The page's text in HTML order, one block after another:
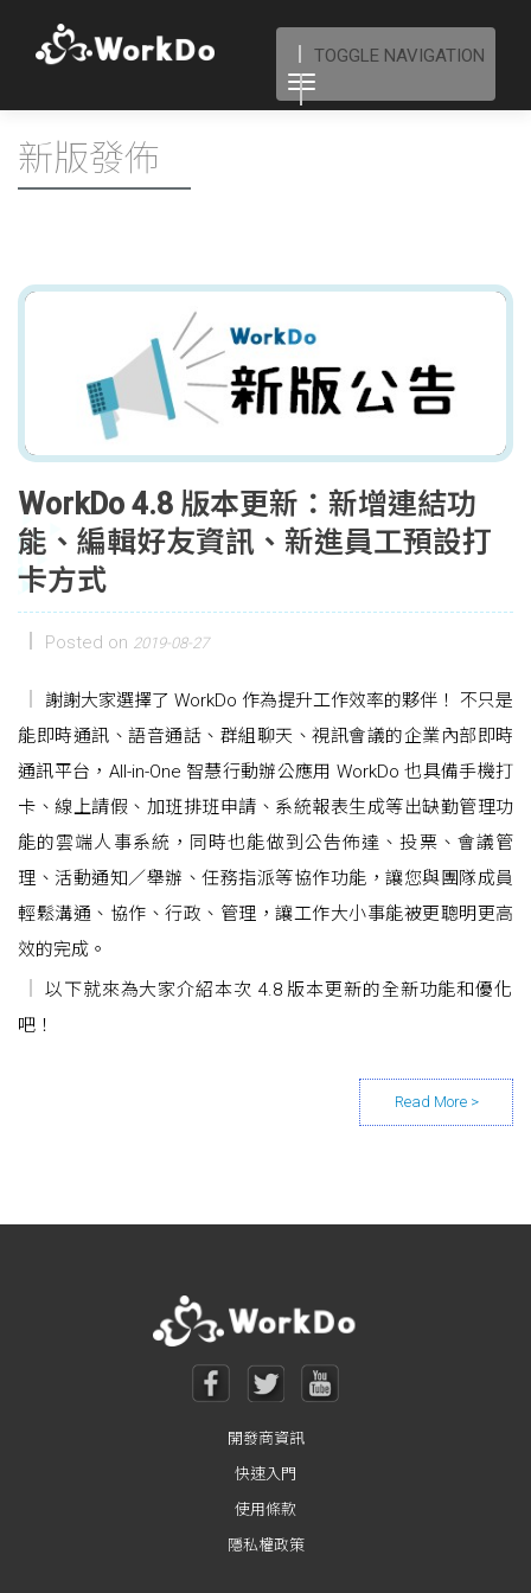
TOGGLE NAVIGATION
新版發佈
WorkDo 4.8 版本更新：新增連結功
能、編輯好友資訊、新進員工預設打
卡方式
Posted on 2019-08-27
謝謝大家選擇了 WorkDo 作為提升工作效率的夥伴！ 不只是
能即時通訊、語音通話、群組聊天、視訊會議的企業內部即時
通訊平台，All-in-One 智慧行動辦公應用 WorkDo 也具備手機打
卡、線上請假、加班排班申請、系統報表生成等出缺勤管理功
能的雲端人事系統，同時也能做到公告佈達、投票、會議管
理、活動通知／舉辦、任務指派等協作功能，讓您與團隊成員
輕鬆溝通、協作、行政、管理，讓工作大小事能被更聰明更高
效的完成。
以下就來為大家介紹本次 4.8 版本更新的全新功能和優化
吧！
Posts navigation
開發商資訊
快速入門
使用條款
隱私權政策